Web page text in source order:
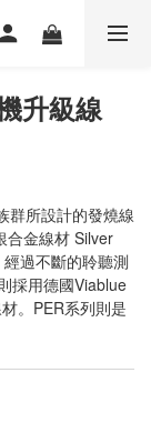
升級線
群所設計的發燒線
合金線材 Silver
過不斷的聆聽測
採用德國Viablue
。PER系列則是